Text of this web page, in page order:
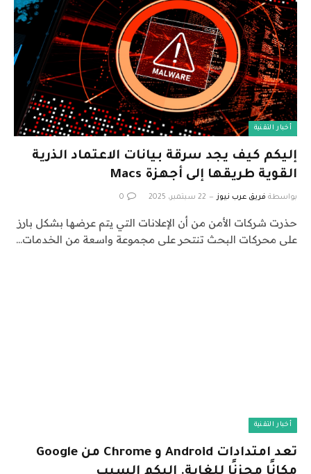
أخبار التقنية
إليكم كيف يجد سرقة بيانات الاعتماد الذرية
القوية طريقها إلى أجهزة Macs
بواسطة فريق عرب نيوز 22 سبتمبر، 2025 0
حذرت شركات الأمن من أن الإعلانات التي يتم عرضها بشكل بارز
على محركات البحث تنتحر على مجموعة واسعة من الخدمات…
أخبار التقنية
تعد امتدادات Android و Chrome من Google